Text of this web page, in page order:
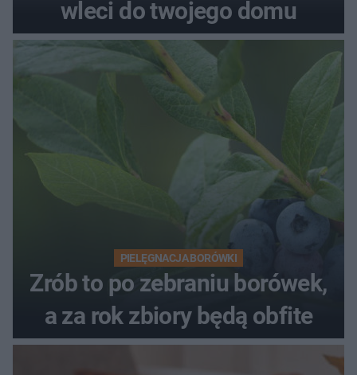
wleci do twojego domu
PIELĘGNACJA BORÓWKI
Zrób to po zebraniu borówek,
a za rok zbiory będą obfite